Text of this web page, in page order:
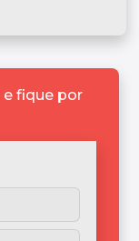
e fique por